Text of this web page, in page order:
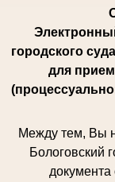
городского
для
Между тем, Вы
Бологовский